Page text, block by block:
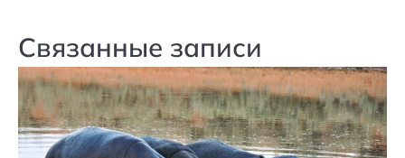
Связанные записи